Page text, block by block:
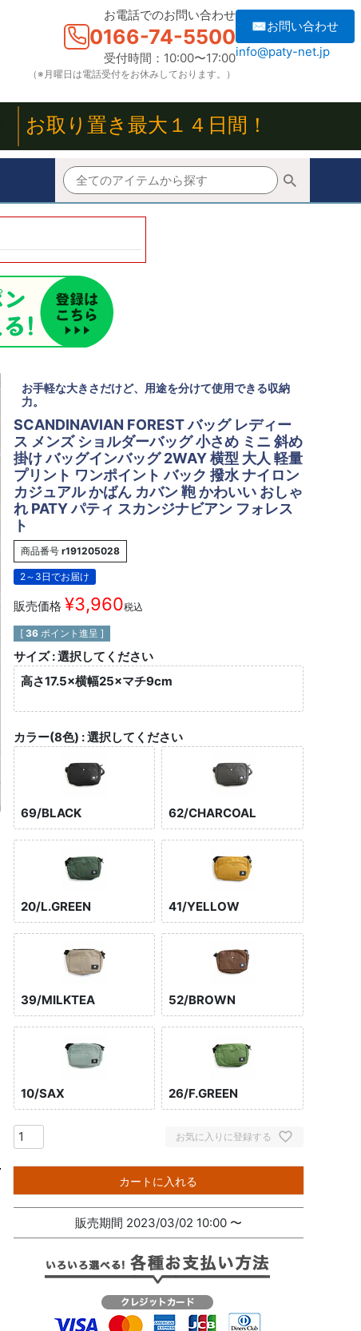
お電話でのお問い合わせ
0166-74-5500
受付時間：10:00〜17:00
（※月曜日は電話受付をお休みしております。）
✉お問い合わせ
info@paty-net.jp
お取り置き最大１４日間！
お手軽な大きさだけど、用途を分けて使用できる収納
力。
SCANDINAVIAN FOREST バッグ レディー
ス メンズ ショルダーバッグ 小さめ ミニ 斜め
掛け バッグインバッグ 2WAY 横型 大人 軽量
プリント ワンポイント バック 撥水 ナイロン
カジュアル かばん カバン 鞄 かわいい おしゃ
れ PATY パティ スカンジナビアン フォレス
ト
商品番号 r191205028
2～3日でお届け
販売価格 ¥3,960税込
[ 36 ポイント進呈 ]
サイズ 選択してください
高さ17.5×横幅25×マチ9cm
カラー(8色) 選択してください
69/BLACK 62/CHARCOAL
20/L.GREEN 41/YELLOW
39/MILKTEA 52/BROWN
10/SAX 26/F.GREEN
お気に入りに登録する
カートに入れる
販売期間 2023/03/02 10:00 〜